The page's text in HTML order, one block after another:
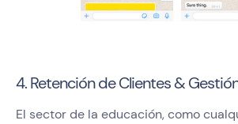
4. Retención de Clientes &
El sector de la educación, como